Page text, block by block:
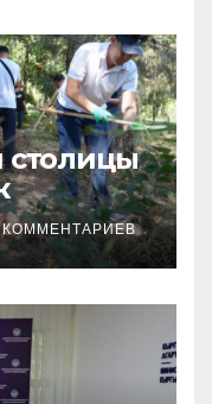
столицы
КОММЕНТАРИЕВ